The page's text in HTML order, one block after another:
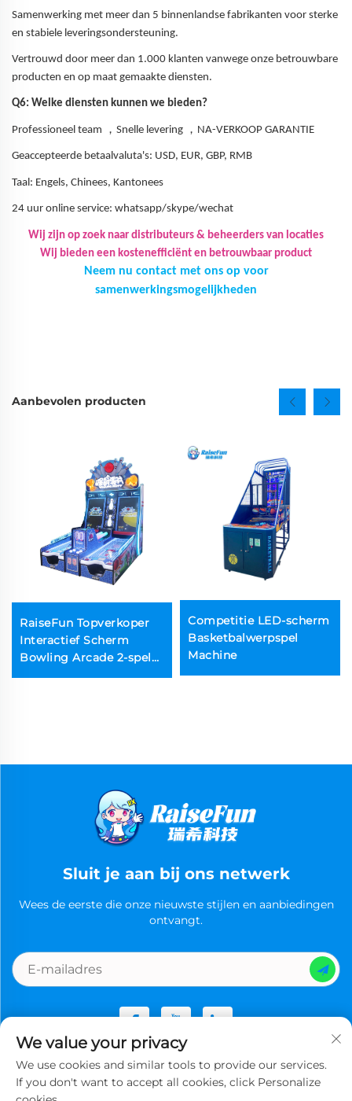
Samenwerking met meer dan 5 binnenlandse fabrikanten voor sterke
en stabiele leveringsondersteuning.
Vertrouwd door meer dan 1.000 klanten vanwege onze betrouwbare
producten en op maat gemaakte diensten.
Q6: Welke diensten kunnen we bieden?
Professioneel team ， Snelle levering ， NA-VERKOOP GARANTIE
Geaccepteerde betaalvaluta's: USD, EUR, GBP, RMB
Taal: Engels, Chinees, Kantonees
24 uur online service: whatsapp/skype/wechat
Wij zijn op zoek naar distributeurs & beheerders van locaties
Wij bieden een kostenefficiënt en betrouwbaar product
Neem nu contact met ons op voor
samenwerkingsmogelijkheden
Aanbevolen producten
RaiseFun Topverkoper
Interactief Scherm
Bowling Arcade 2-speler
Meerdere Niveaus
Competitie LED-scherm
Basketbalwerpspel
Machine
Sluit je aan bij ons netwerk
Wees de eerste die onze nieuwste stijlen en aanbiedingen
ontvangt.
Copyright © Guangzhou Ruixi Technology Co., Ltd.now All
We value your privacy
We use cookies and similar tools to provide our services.
If you don't want to accept all cookies, click Personalize